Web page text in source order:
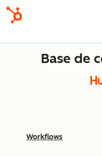
Base de
Workflows